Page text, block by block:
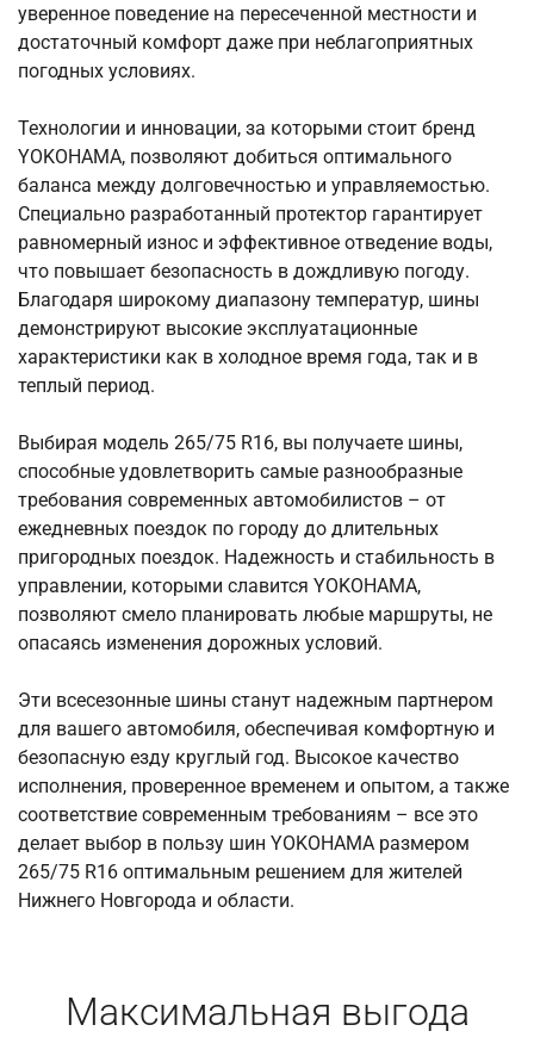
уверенное поведение на пересеченной местности и
достаточный комфорт даже при неблагоприятных
погодных условиях.
Технологии и инновации, за которыми стоит бренд
YOKOHAMA, позволяют добиться оптимального
баланса между долговечностью и управляемостью.
Специально разработанный протектор гарантирует
равномерный износ и эффективное отведение воды,
что повышает безопасность в дождливую погоду.
Благодаря широкому диапазону температур, шины
демонстрируют высокие эксплуатационные
характеристики как в холодное время года, так и в
теплый период.
Выбирая модель 265/75 R16, вы получаете шины,
способные удовлетворить самые разнообразные
требования современных автомобилистов – от
ежедневных поездок по городу до длительных
пригородных поездок. Надежность и стабильность в
управлении, которыми славится YOKOHAMA,
позволяют смело планировать любые маршруты, не
опасаясь изменения дорожных условий.
Эти всесезонные шины станут надежным партнером
для вашего автомобиля, обеспечивая комфортную и
безопасную езду круглый год. Высокое качество
исполнения, проверенное временем и опытом, а также
соответствие современным требованиям – все это
делает выбор в пользу шин YOKOHAMA размером
265/75 R16 оптимальным решением для жителей
Нижнего Новгорода и области.
Максимальная выгода